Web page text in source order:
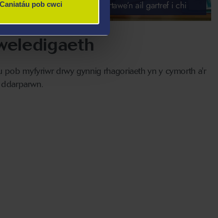
Caniatáu pob cwciYn gwneud Abertawe’n ail gartref i chi
pob myfyriwr drwy gynnig rhagoriaeth yn y cymorth a'r